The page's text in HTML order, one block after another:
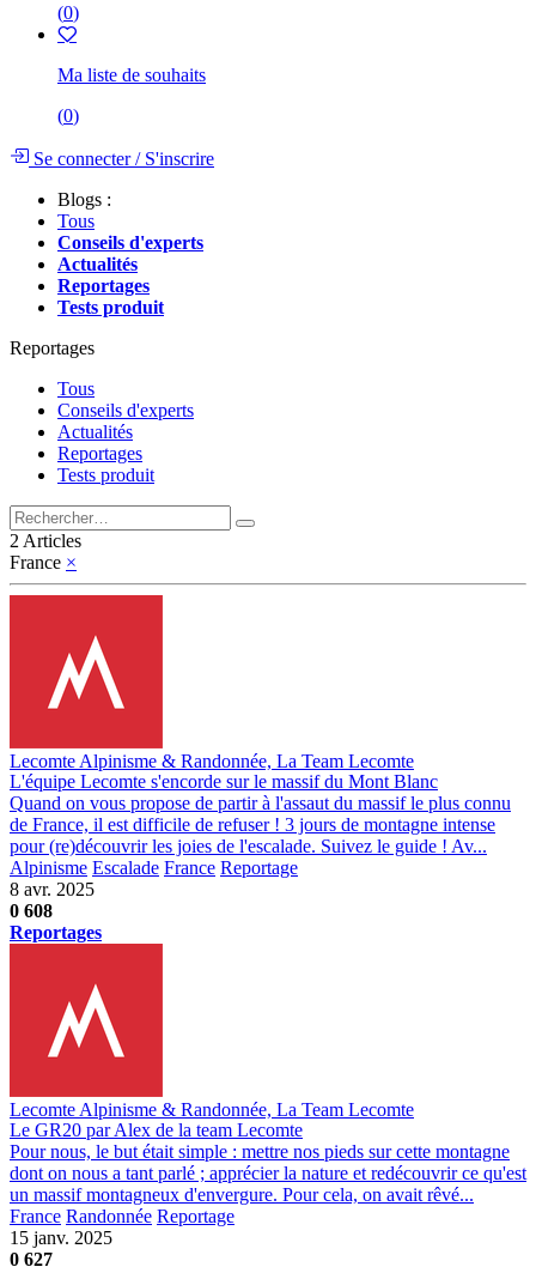
(0)
Ma liste de souhaits
(0)
Se connecter/S'inscrire
Blogs :
Tous
Conseils d'experts
Actualités
Reportages
Tests produit
Reportages
Tous
Conseils d'experts
Actualités
Reportages
Tests produit
2 Articles
France ×
Lecomte Alpinisme & Randonnée, La Team Lecomte
L'équipe Lecomte s'encorde sur le massif du Mont Blanc
Quand on vous propose de partir à l'assaut du massif le plus connu
de France, il est difficile de refuser ! 3 jours de montagne intense
pour (re)découvrir les joies de l'escalade. Suivez le guide ! Av...
Alpinisme Escalade France Reportage
8 avr. 2025
0 608
Reportages
Lecomte Alpinisme & Randonnée, La Team Lecomte
Le GR20 par Alex de la team Lecomte
Pour nous, le but était simple : mettre nos pieds sur cette montagne
dont on nous a tant parlé ; apprécier la nature et redécouvrir ce qu'est
un massif montagneux d'envergure. Pour cela, on avait rêvé...
France Randonnée Reportage
15 janv. 2025
0 627